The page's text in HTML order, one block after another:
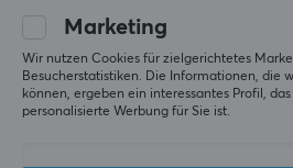
Marketing
Wir nutzen Cookies für zielgerichtetes
Besucherstatistiken. Die Informationen, die
können, ergeben ein interessantes Profil,
personalisierte Werbung für Sie ist.